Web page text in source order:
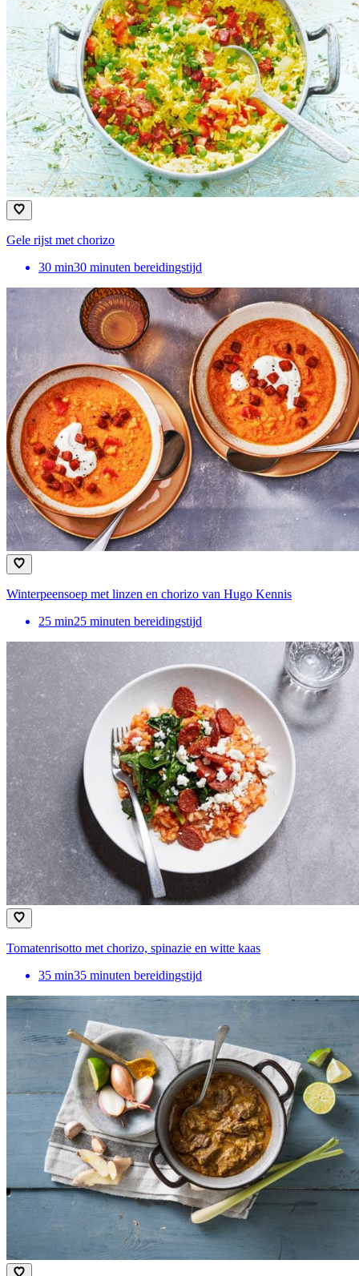
Gele rijst met chorizo
30 min30 minuten bereidingstijd
Winterpeensoep met linzen en chorizo van Hugo Kennis
25 min25 minuten bereidingstijd
Tomatenrisotto met chorizo, spinazie en witte kaas
35 min35 minuten bereidingstijd